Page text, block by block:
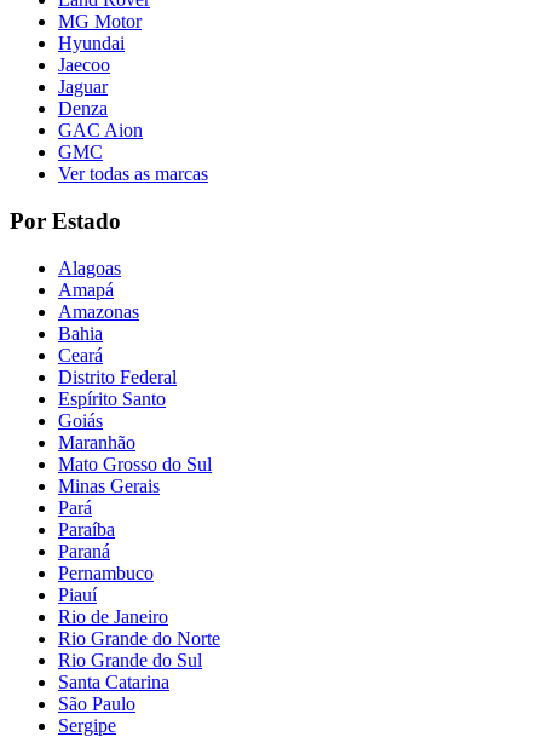
MG Motor
Hyundai
Jaecoo
Jaguar
Denza
GAC Aion
GMC
Ver todas as marcas
Por Estado
Alagoas
Amapá
Amazonas
Bahia
Ceará
Distrito Federal
Espírito Santo
Goiás
Maranhão
Mato Grosso do Sul
Minas Gerais
Pará
Paraíba
Paraná
Pernambuco
Piauí
Rio de Janeiro
Rio Grande do Norte
Rio Grande do Sul
Santa Catarina
São Paulo
Sergipe